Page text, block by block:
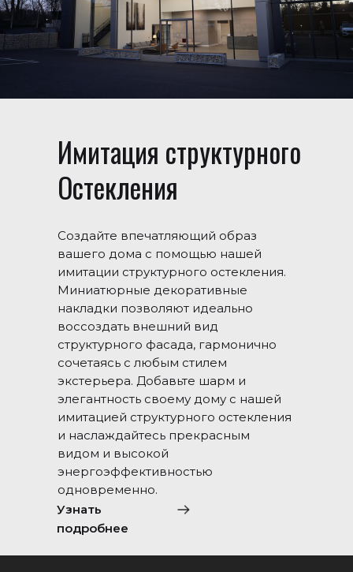
Имитация структурного
Остекления
Создайте впечатляющий образ
вашего дома с помощью нашей
имитации структурного остекления.
Миниатюрные декоративные
накладки позволяют идеально
воссоздать внешний вид
структурного фасада, гармонично
сочетаясь с любым стилем
экстерьера. Добавьте шарм и
элегантность своему дому с нашей
имитацией структурного остекления
и наслаждайтесь прекрасным
видом и высокой
энергоэффективностью
одновременно.
Узнать
подробнее